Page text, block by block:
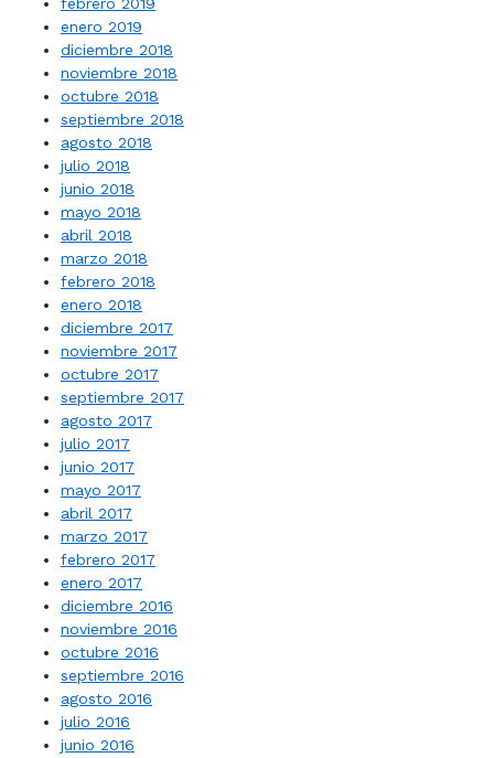
enero 2019
diciembre 2018
noviembre 2018
octubre 2018
septiembre 2018
agosto 2018
julio 2018
junio 2018
mayo 2018
abril 2018
marzo 2018
febrero 2018
enero 2018
diciembre 2017
noviembre 2017
octubre 2017
septiembre 2017
agosto 2017
julio 2017
junio 2017
mayo 2017
abril 2017
marzo 2017
febrero 2017
enero 2017
diciembre 2016
noviembre 2016
octubre 2016
septiembre 2016
agosto 2016
julio 2016
junio 2016